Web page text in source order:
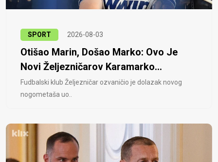
SPORT 2026-08-03
Otišao Marin, Došao Marko: Ovo Je
Novi Željezničarov Karamarko...
Fudbalski klub Željezničar ozvaničio je dolazak novog
nogometaša uo..